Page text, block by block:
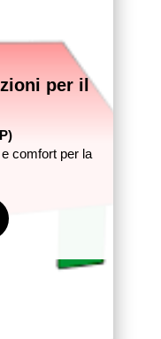
per il
comfort per la